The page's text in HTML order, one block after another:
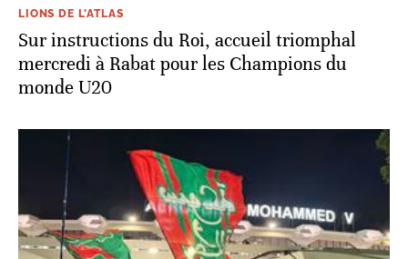
LIONS DE L'ATLAS
Sur instructions du Roi, accueil triomphal
mercredi à Rabat pour les Champions du
monde U20